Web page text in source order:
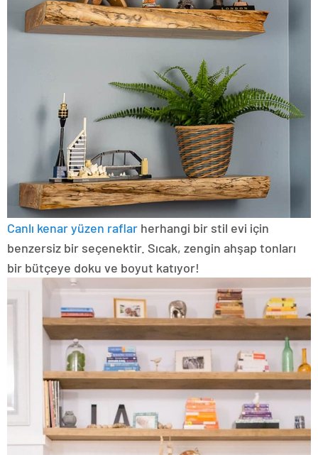
Canlı kenar yüzen raflar herhangi bir stil evi için
benzersiz bir seçenektir. Sıcak, zengin ahşap tonları
bir bütçeye doku ve boyut katıyor!